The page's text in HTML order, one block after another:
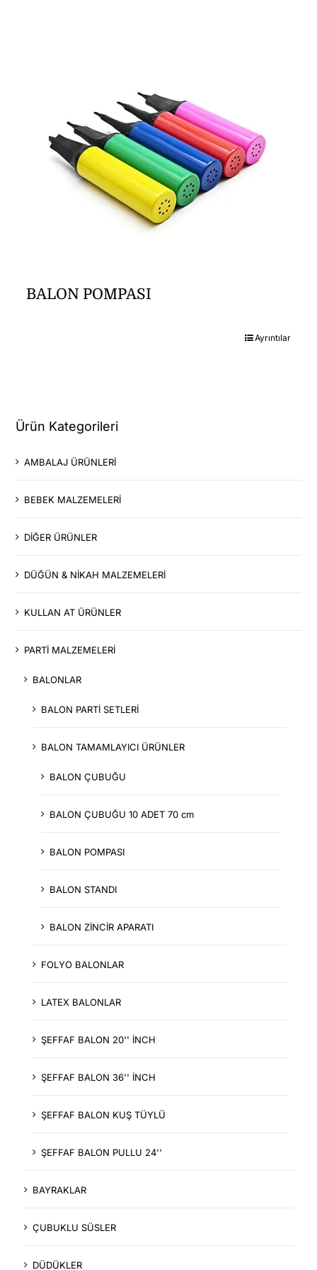
BALON POMPASI
Ayrıntılar
Ürün Kategorileri
AMBALAJ ÜRÜNLERİ
BEBEK MALZEMELERİ
DİĞER ÜRÜNLER
DÜĞÜN & NİKAH MALZEMELERİ
KULLAN AT ÜRÜNLER
PARTİ MALZEMELERİ
BALONLAR
BALON PARTİ SETLERİ
BALON TAMAMLAYICI ÜRÜNLER
BALON ÇUBUĞU
BALON ÇUBUĞU 10 ADET 70 cm
BALON POMPASI
BALON STANDI
BALON ZİNCİR APARATI
FOLYO BALONLAR
LATEX BALONLAR
ŞEFFAF BALON 20'' İNCH
ŞEFFAF BALON 36'' İNCH
ŞEFFAF BALON KUŞ TÜYLÜ
ŞEFFAF BALON PULLU 24''
BAYRAKLAR
ÇUBUKLU SÜSLER
DÜDÜKLER